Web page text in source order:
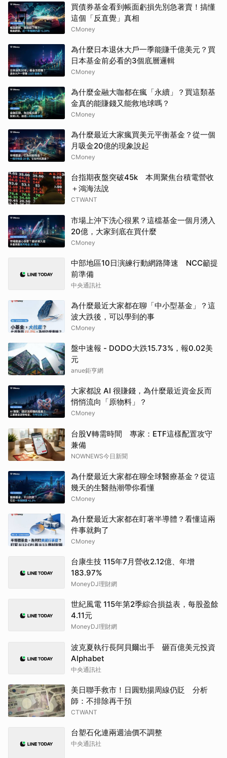
買債券基金看到帳面虧損先別急著賣！搞懂
這個「反直覺」真相
CMoney
為什麼日本退休大戶一季能賺千億美元？買
日本基金前必看的3個底層邏輯
CMoney
為什麼金融大咖都在瘋「永續」？買這類基
金真的能賺錢又能救地球嗎？
CMoney
為什麼最近大家瘋買美元平衡基金？從一個
月吸金20億的現象說起
CMoney
台指期夜盤突破45k 本周聚焦台積電營收
＋鴻海法說
CTWANT
市場上沖下洗心很累？這檔基金一個月湧入
20億，大家到底在買什麼
CMoney
中部地區10日演練行動網路降速 NCC籲提
前準備
中央通訊社
為什麼最近大家都在聊「中小型基金」？這
波大跌後，可以學到的事
CMoney
盤中速報 - DODO大跌15.73%，報0.02美
元
anue鉅亨網
大家都說 AI 很賺錢，為什麼最近資金反而
悄悄流向「原物料」？
CMoney
台股V轉需時間 專家：ETF這樣配置攻守
兼備
NOWNEWS今日新聞
為什麼最近大家都在聊全球醫療基金？從這
幾天的生醫熱潮帶你看懂
CMoney
為什麼最近大家都在盯著半導體？看懂這兩
件事就夠了
CMoney
台康生技 115年7月營收2.12億、年增
183.97%
MoneyDJ理財網
世紀風電 115年第2季綜合損益表，每股盈餘
4.11元
MoneyDJ理財網
波克夏執行長阿貝爾出手 砸百億美元投資
Alphabet
中央通訊社
美日聯手救市！日圓勁揚周線仍貶 分析
師：不排除再干預
CTWANT
台塑石化連兩週油價不調整
中央通訊社